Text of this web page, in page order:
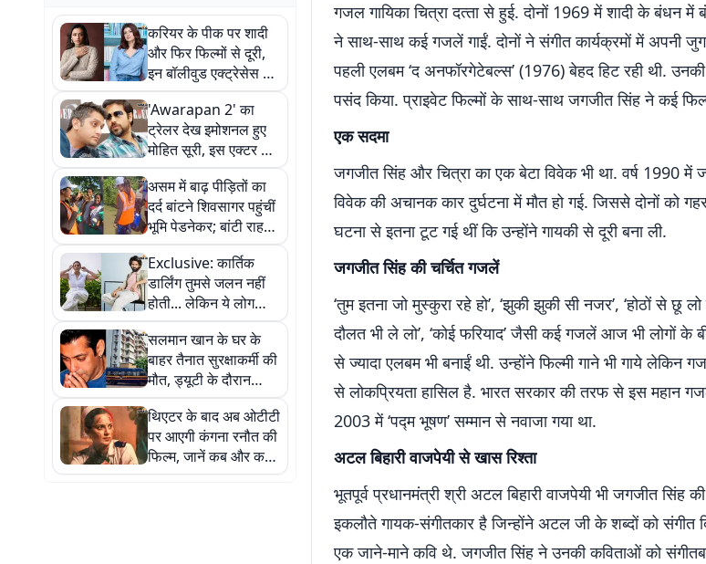
करियर के पीक पर शादी
और फिर फिल्मों से दूरी,
इन बॉलीवुड एक्ट्रेसेस ने
चुनी अलग राह
'Awarapan 2' का
ट्रेलर देख इमोशनल हुए
मोहित सूरी, इस एक्टर के
लिए लिखा हार्ट टचिंग नोट
असम में बाढ़ पीड़ितों का
दर्द बांटने शिवसागर पहुंचीं
भूमि पेडनेकर; बांटी राहत
सामग्री, लोगों से की मदद
की अपील
Exclusive: कार्तिक
डार्लिंग तुमसे जलन नहीं
होती... लेकिन ये लोग
लड़वाने पर लगे हैं
सलमान खान के घर के
बाहर तैनात सुरक्षाकर्मी की
मौत, ड्यूटी के दौरान
अचानक आया हार्ट अटैक
थिएटर के बाद अब ओटीटी
पर आएगी कंगना रनौत की
फिल्म, जानें कब और कहां
देख पाएंगे
गजल गायिका चित्रा दत्‍ता से हुई. दोनों 1969 में शादी के बंधन
ने साथ-साथ कई गजलें गाईं. दोनों ने संगीत कार्यक्रमों में अपनी
पहली एलबम ‘द अनफॉरगेटेबल्स’ (1976) बेहद हिट रही थी.
पसंद किया. प्राइवेट फिल्‍मों के साथ-साथ जगजीत सिंह ने कई
एक सदमा
जगजीत सिंह और चित्रा का एक बेटा विवेक भी था. वर्ष 1990 में
विवेक की अचानक कार दुर्घटना में मौत हो गई. जिससे दोनों को
घटना से इतना टूट गई थीं कि उन्‍होंने गायकी से दूरी बना ली.
जगजीत सिंह की चर्चित गजलें
‘तुम इतना जो मुस्कुरा रहे हो’, ‘झुकी झुकी सी नजर’, ‘होठों से छू लो
दौलत भी ले लो’, ‘कोई फरियाद’ जैसी कई गजलें आज भी लोगों के
से ज्यादा एलबम भी बनाईं थी. उन्‍होंने फिल्‍मी गाने भी गाये
से लोकप्रियता हासिल है. भारत सरकार की तरफ से इस महान
2003 में ‘पद्म भूषण’ सम्मान से नवाजा गया था.
अटल बिहारी वाजपेयी से खास रिश्‍ता
भूतपूर्व प्रधानमंत्री श्री अटल बिहारी वाजपेयी भी जगजीत सिंह
इकलौते गायक-संगीतकार है जिन्‍होंने अटल जी के शब्‍दों को संगीत
एक जाने-माने कवि थे. जगजीत सिंह ने उनकी कविताओं को